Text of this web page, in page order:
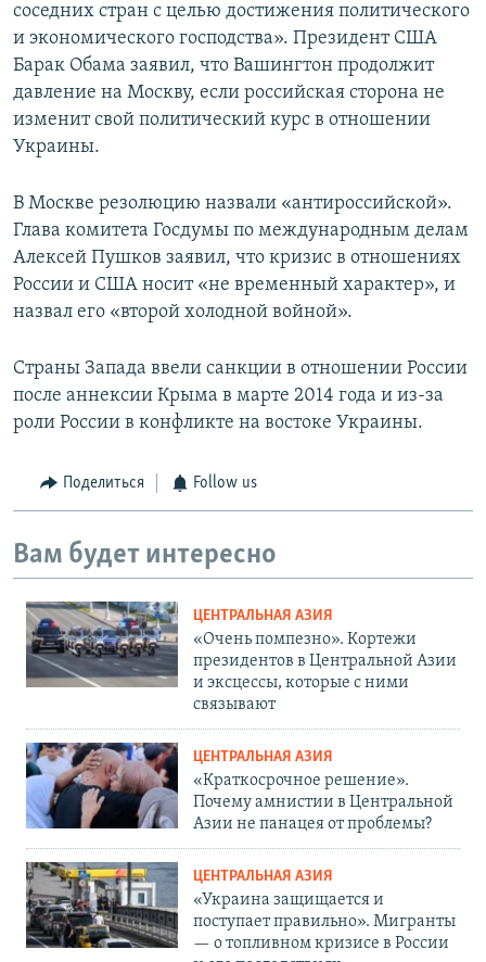
соседних стран с целью достижения политического
и экономического господства». Президент США
Барак Обама заявил, что Вашингтон продолжит
давление на Москву, если российская сторона не
изменит свой политический курс в отношении
Украины.
В Москве резолюцию назвали «антироссийской».
Глава комитета Госдумы по международным делам
Алексей Пушков заявил, что кризис в отношениях
России и США носит «не временный характер», и
назвал его «второй холодной войной».
Страны Запада ввели санкции в отношении России
после аннексии Крыма в марте 2014 года и из-за
роли России в конфликте на востоке Украины.
Поделиться Follow us
Вам будет интересно
ЦЕНТРАЛЬНАЯ АЗИЯ
«Очень помпезно». Кортежи
президентов в Центральной Азии
и эксцессы, которые с ними
связывают
ЦЕНТРАЛЬНАЯ АЗИЯ
«Краткосрочное решение».
Почему амнистии в Центральной
Азии не панацея от проблемы?
ЦЕНТРАЛЬНАЯ АЗИЯ
«Украина защищается и
поступает правильно». Мигранты
— о топливном кризисе в России